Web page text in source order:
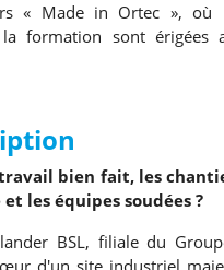
« Made in Ortec », où
formation sont érigées
bien fait, les
les équipes soudées ?
BSL, filiale du
d'un site industriel